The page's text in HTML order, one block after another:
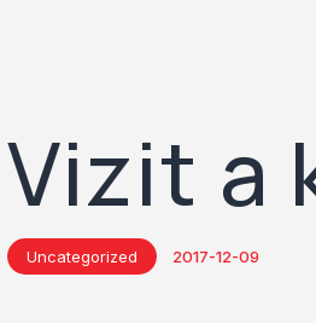
Vizit a
Uncategorized 2017-12-09